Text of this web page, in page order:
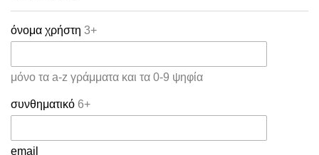
όνομα χρήστη 3+
μόνο τα a-z γράμματα και τα 0-9 ψηφία
συνθηματικό 6+
email